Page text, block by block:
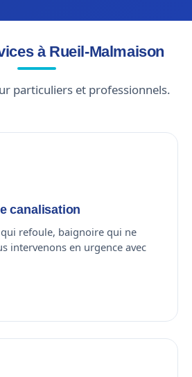
à Rueil-Malmaison
particuliers et professionnels.
canalisation
refoule, baignoire qui ne
intervenons en urgence avec